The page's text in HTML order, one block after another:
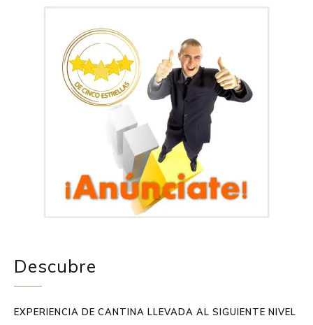
Descubre
EXPERIENCIA DE CANTINA LLEVADA AL SIGUIENTE NIVEL